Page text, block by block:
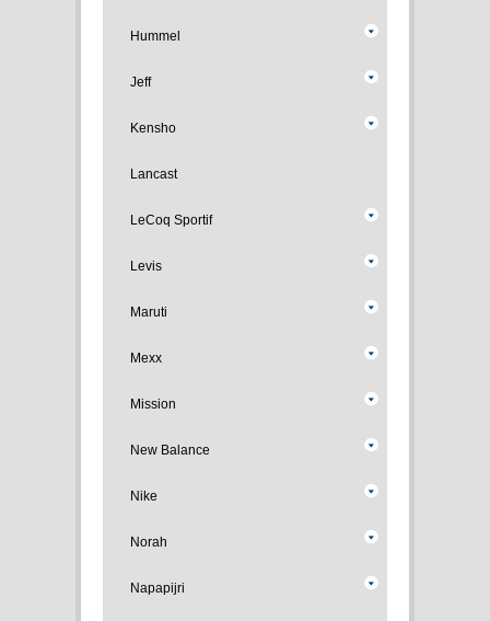
Hummel
Jeff
Kensho
Lancast
LeCoq Sportif
Levis
Maruti
Mexx
Mission
New Balance
Nike
Norah
Napapijri